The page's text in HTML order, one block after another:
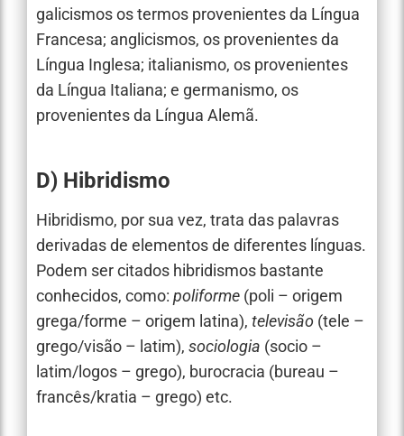
galicismos os termos provenientes da Língua
Francesa; anglicismos, os provenientes da
Língua Inglesa; italianismo, os provenientes
da Língua Italiana; e germanismo, os
provenientes da Língua Alemã.
D) Hibridismo
Hibridismo, por sua vez, trata das palavras
derivadas de elementos de diferentes línguas.
Podem ser citados hibridismos bastante
conhecidos, como: poliforme (poli – origem
grega/forme – origem latina), televisão (tele –
grego/visão – latim), sociologia (socio –
latim/logos – grego), burocracia (bureau –
francês/kratia – grego) etc.